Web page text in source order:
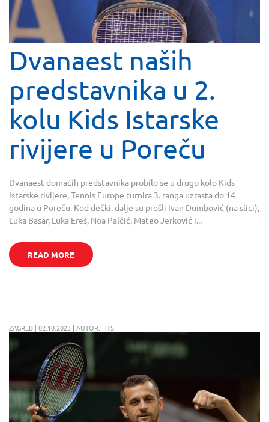
Dvanaest naših
predstavnika u 2.
kolu Kids Istarske
rivijere u Poreču
Dvanaest domaćih predstavnika probilo se u drugo kolo Kids
Istarske rivijere, Tennis Europe turnira 3. ranga uzrasta do 14
godina u Poreču. Kod dečki, dalje su prošli Ivan Dumbović (na slici),
Luka Basar, Luka Ereš, Noa Palčić, Mateo Jerković i...
READ MORE
ZAGREB | 02.10.2023 | AUTOR: HTS